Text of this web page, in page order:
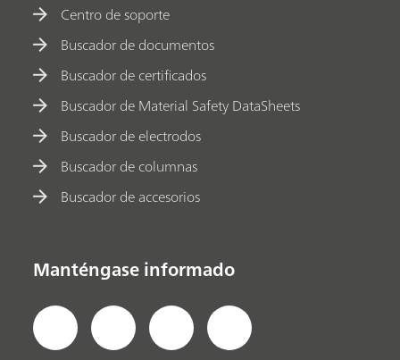
Centro de soporte
Buscador de documentos
Buscador de certificados
Buscador de Material Safety DataSheets
Buscador de electrodos
Buscador de columnas
Buscador de accesorios
Manténgase informado